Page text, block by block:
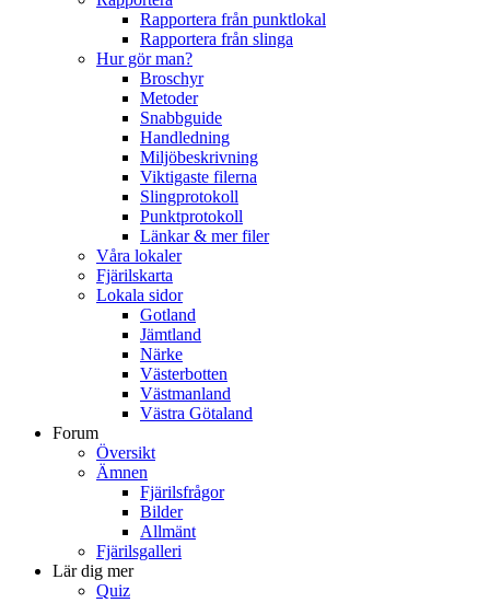
Rapportera från punktlokal
Rapportera från slinga
Hur gör man?
Broschyr
Metoder
Snabbguide
Handledning
Miljöbeskrivning
Viktigaste filerna
Slingprotokoll
Punktprotokoll
Länkar & mer filer
Våra lokaler
Fjärilskarta
Lokala sidor
Gotland
Jämtland
Närke
Västerbotten
Västmanland
Västra Götaland
Forum
Översikt
Ämnen
Fjärilsfrågor
Bilder
Allmänt
Fjärilsgalleri
Lär dig mer
Quiz